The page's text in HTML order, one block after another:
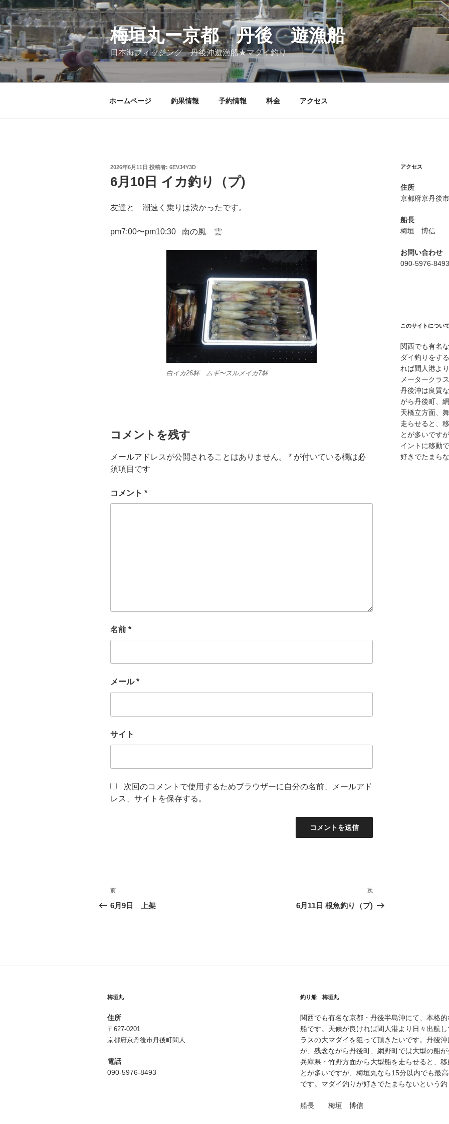
コ
ン
テ
ン
ツ
ス
梅垣丸ー京都 丹後 遊漁船
日本海フィッシング 丹後沖遊漁船★マダイ釣り
ホームページ 釣果情報 予約情報 料金 アクセス
投
日:
2026年6月11日 投稿者: 6EVJ4Y3D
6月10日 イカ釣り（プ)
友達と 潮速く乗りは渋かったです。
pm7:00〜pm10:30 南の風 雲
白イカ26杯 ムギ〜スルメイカ7杯
コメントを残す
メールアドレスが公開されることはありません。 * が付いている欄は必
須項目です
コメント *
名前 *
メール*
サイト
次回のコメントで使用するためブラウザーに自分の名前、メールアド
レス、サイトを保存する。
投
稿
シ
ョ
ン
前
の
前
6月9日 上架
次
の
次
6月11日 根魚釣り（プ)
アクセス
住所
京都府京丹後
船長
梅垣 博信
お問い合わせ
090-5976-8493
このサイトについて
関西でも有名
ダイ釣りをす
れば間人港よ
メータークラ
丹後沖は良質
がら丹後町、
天橋立方面、
走らせると、
とが多いです
イントに移動
好きでたまら
梅垣丸
住所
〒627-0201
京都府京丹後市丹後町間人
電話
090-5976-8493
釣り船 梅垣丸
関西でも有名な京都・丹後半島沖にて、本格
船です。天候が良ければ間人港より日々出航
ラスの大マダイを狙って頂きたいです。丹後
が、残念ながら丹後町、網野町では大型の船
兵庫県・竹野方面から大型船を走らせると、
とが多いですが、梅垣丸なら15分以内でも最
です。マダイ釣りが好きでたまらないという釣
船長 梅垣 博信